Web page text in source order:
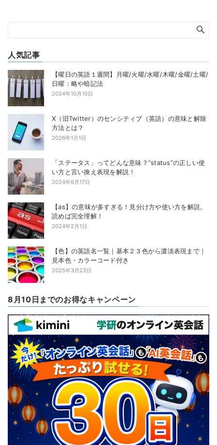
人気記事
【曜日の英語１週間】月曜/火曜/水曜/木曜/金曜/土曜/
日曜：略や暗記法
2024年10月10日
X（旧Twitter）のセンシティブ（英語）の意味と解除
方法とは？
2026年1月1日
「ステータス」ってどんな意味？”status”の正しい使
い方と言い換え表現を解説！
2024年6月17日
【as】の意味が多すぎる！見分け方や使い方を解説。
読めば完全理解！
2024年2月1日
【色】の英語名一覧｜基本２３色から濃淡表現まで｜
見本色・カラーコード付き
2025年3月23日
8月10日までのお得なキャンペーン